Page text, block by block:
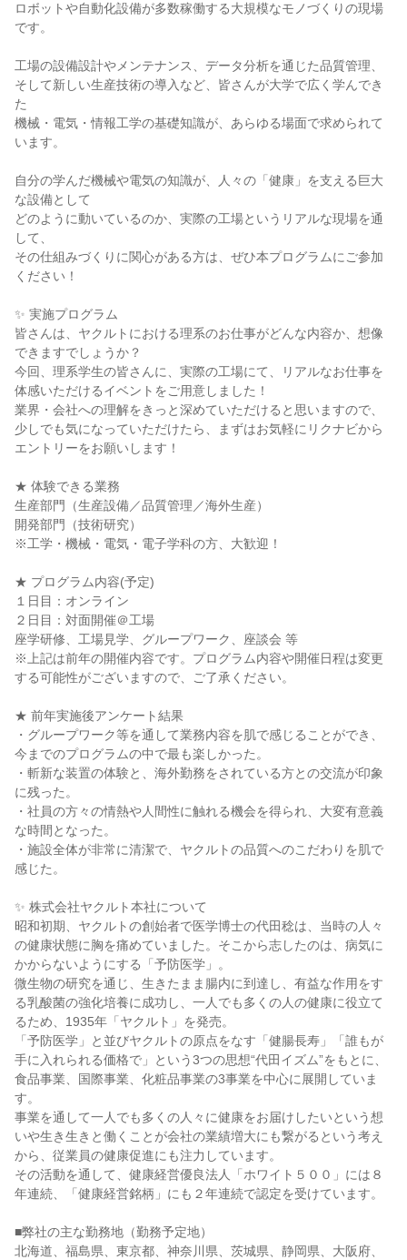
ロボットや自動化設備が多数稼働する大規模なモノづくりの現場
です。
工場の設備設計やメンテナンス、データ分析を通じた品質管理、
そして新しい生産技術の導入など、皆さんが大学で広く学んでき
た
機械・電気・情報工学の基礎知識が、あらゆる場面で求められて
います。
自分の学んだ機械や電気の知識が、人々の「健康」を支える巨大
な設備として
どのように動いているのか、実際の工場というリアルな現場を通
して、
その仕組みづくりに関心がある方は、ぜひ本プログラムにご参加
ください！
✨ 実施プログラム
皆さんは、ヤクルトにおける理系のお仕事がどんな内容か、想像
できますでしょうか？
今回、理系学生の皆さんに、実際の工場にて、リアルなお仕事を
体感いただけるイベントをご用意しました！
業界・会社への理解をきっと深めていただけると思いますので、
少しでも気になっていただけたら、まずはお気軽にリクナビから
エントリーをお願いします！
★ 体験できる業務
生産部門（生産設備／品質管理／海外生産）
開発部門（技術研究）
※工学・機械・電気・電子学科の方、大歓迎！
★ プログラム内容(予定)
１日目：オンライン
２日目：対面開催＠工場
座学研修、工場見学、グループワーク、座談会 等
※上記は前年の開催内容です。プログラム内容や開催日程は変更
する可能性がございますので、ご了承ください。
★ 前年実施後アンケート結果
・グループワーク等を通して業務内容を肌で感じることができ、
今までのプログラムの中で最も楽しかった。
・斬新な装置の体験と、海外勤務をされている方との交流が印象
に残った。
・社員の方々の情熱や人間性に触れる機会を得られ、大変有意義
な時間となった。
・施設全体が非常に清潔で、ヤクルトの品質へのこだわりを肌で
感じた。
✨ 株式会社ヤクルト本社について
昭和初期、ヤクルトの創始者で医学博士の代田稔は、当時の人々
の健康状態に胸を痛めていました。そこから志したのは、病気に
かからないようにする「予防医学」。
微生物の研究を通じ、生きたまま腸内に到達し、有益な作用をす
る乳酸菌の強化培養に成功し、一人でも多くの人の健康に役立て
るため、1935年「ヤクルト」を発売。
「予防医学」と並びヤクルトの原点をなす「健腸長寿」「誰もが
手に入れられる価格で」という3つの思想“代田イズム”をもとに、
食品事業、国際事業、化粧品事業の3事業を中心に展開していま
す。
事業を通して一人でも多くの人々に健康をお届けしたいという想
いや生き生きと働くことが会社の業績増大にも繋がるという考え
から、従業員の健康促進にも注力しています。
その活動を通して、健康経営優良法人「ホワイト５００」には８
年連続、「健康経営銘柄」にも２年連続で認定を受けています。
■弊社の主な勤務地（勤務予定地）
北海道、福島県、東京都、神奈川県、茨城県、静岡県、大阪府、